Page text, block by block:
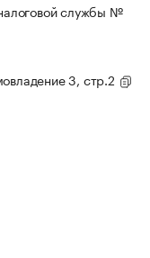
службы №
3, стр.2